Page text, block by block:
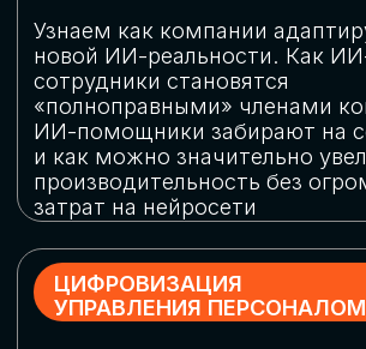
огромную статью затрат
ОБЛАЧНЫЕ ТЕХНОЛОГИИ
Подискутируем, какие облачные решения
существуют на рынке и почему
использование мультиоблачных моделей
не только снижает затраты, но и
«пересборки» бизнес-моделей